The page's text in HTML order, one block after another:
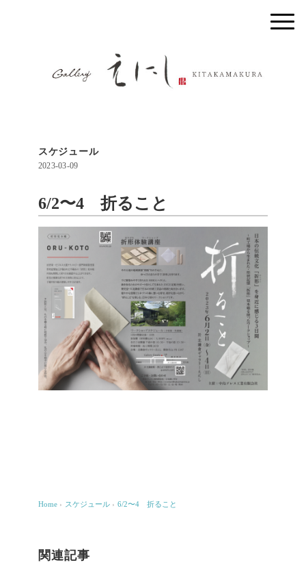
スケジュール
2023-03-09
6/2〜4 折ること
Home › スケジュール › 6/2〜4 折ること
関連記事